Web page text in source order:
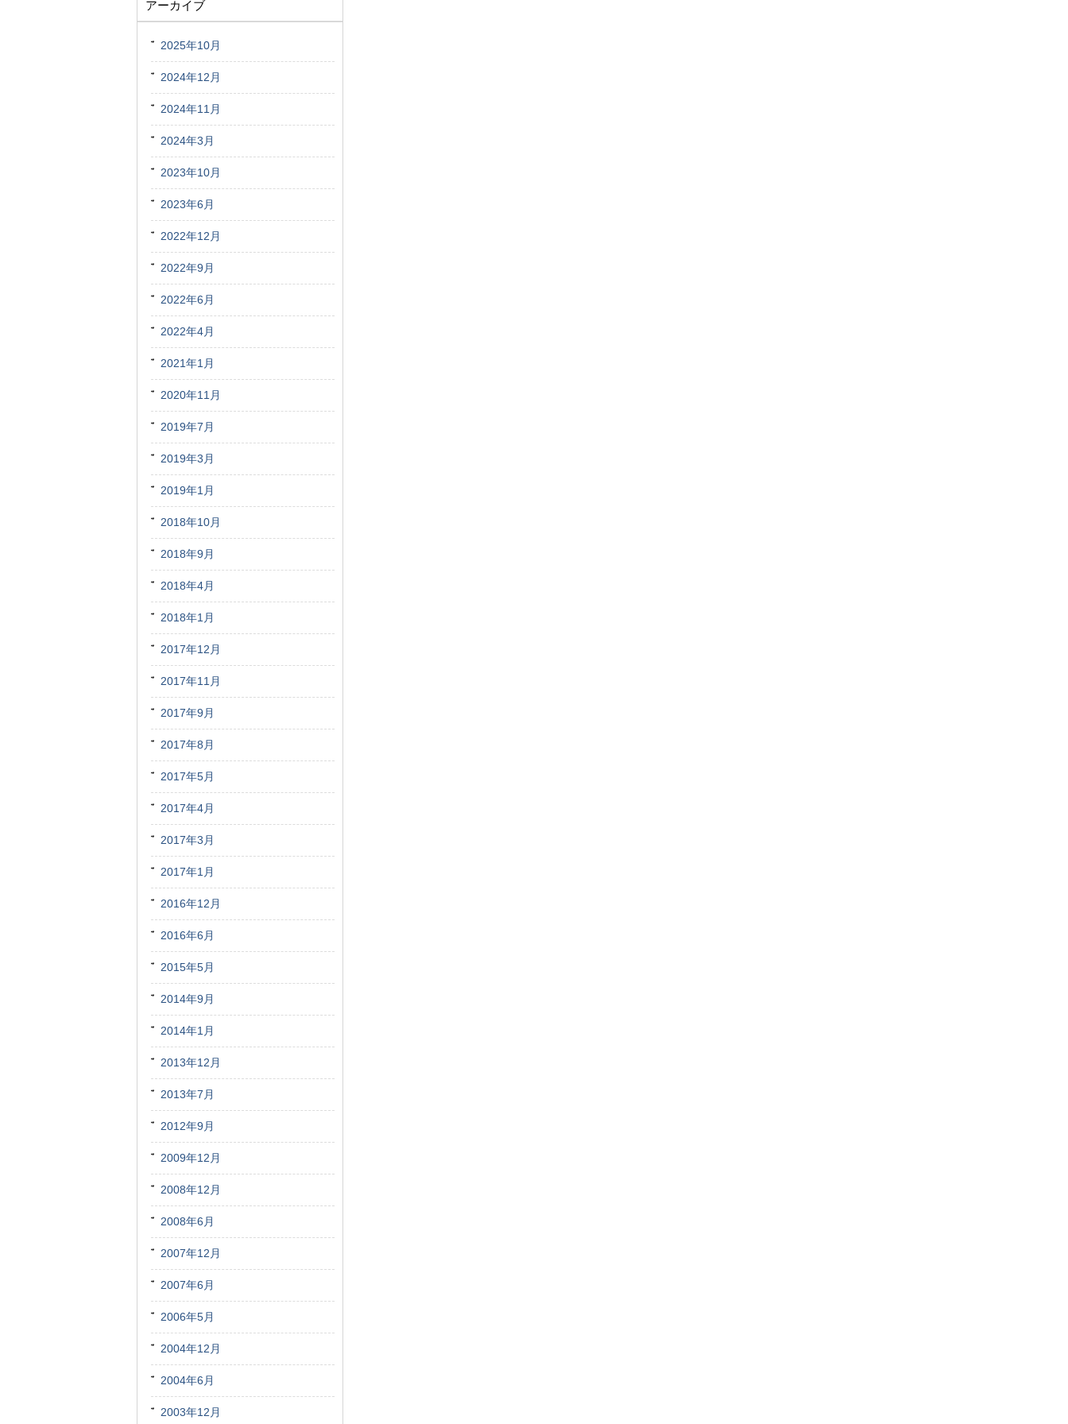
アーカイブ
2025年10月
2024年12月
2024年11月
2024年3月
2023年10月
2023年6月
2022年12月
2022年9月
2022年6月
2022年4月
2021年1月
2020年11月
2019年7月
2019年3月
2019年1月
2018年10月
2018年9月
2018年4月
2018年1月
2017年12月
2017年11月
2017年9月
2017年8月
2017年5月
2017年4月
2017年3月
2017年1月
2016年12月
2016年6月
2015年5月
2014年9月
2014年1月
2013年12月
2013年7月
2012年9月
2009年12月
2008年12月
2008年6月
2007年12月
2007年6月
2006年5月
2004年12月
2004年6月
2003年12月